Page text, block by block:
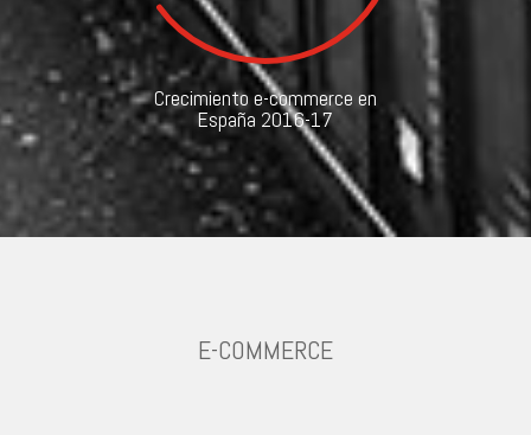
Crecimiento e-commerce en
España 2016-17
E-COMMERCE